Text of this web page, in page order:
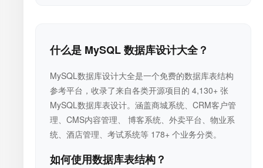
什么是 MySQL 数据库设计大全？
MySQL数据库设计大全是一个免费的数据库表结构
参考平台，收录了来自各类开源项目的 4,130+ 张
MySQL数据库表设计。涵盖商城系统、CRM客户管
理、CMS内容管理、 博客系统、外卖平台、物业系
统、酒店管理、考试系统等 178+ 个业务分类。
如何使用数据库表结构？